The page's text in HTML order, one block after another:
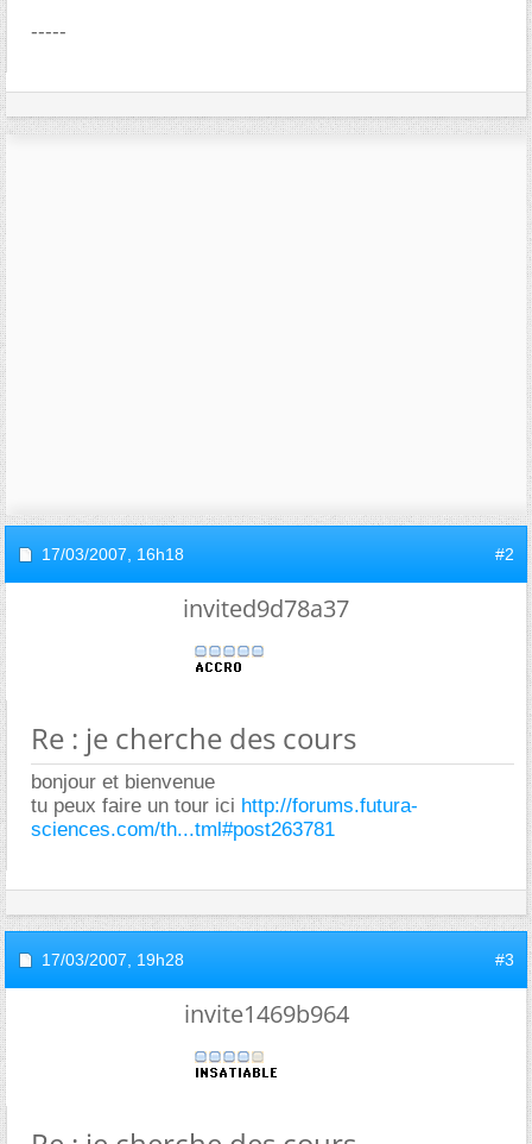
-----
17/03/2007, 16h18 #2
invited9d78a37
Re : je cherche des cours
bonjour et bienvenue
tu peux faire un tour ici http://forums.futura-
sciences.com/th...tml#post263781
17/03/2007, 19h28 #3
invite1469b964